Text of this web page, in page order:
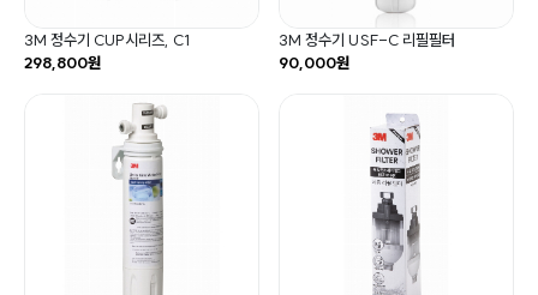
3M 정수기 CUP시리즈, C1
298,800원
3M 정수기 USF-C 리필필터
90,000원